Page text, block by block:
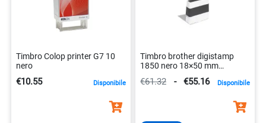
Timbro Colop printer G7 10
nero
€10.55 Disponibile
Timbro brother digistamp
1850 nero 18×50 mm
4977766673181
€61.32 - €55.16 Disponibile